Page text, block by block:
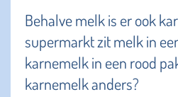
Behalve melk is er ook
supermarkt zit melk in
karnemelk in een rood
karnemelk anders?